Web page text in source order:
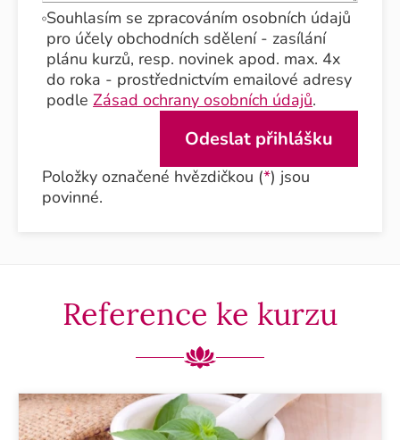
Souhlasím se zpracováním osobních údajů
pro účely obchodních sdělení - zasílání
plánu kurzů, resp. novinek apod. max. 4x
do roka - prostřednictvím emailové adresy
podleZásad ochrany osobních údajů.
Položky označené hvězdičkou (*) jsou
povinné.
Reference ke kurzu